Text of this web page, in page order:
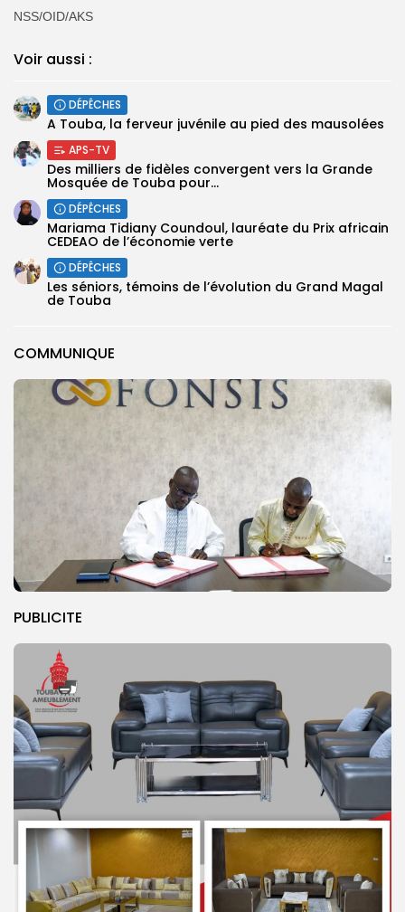
COMMUNIQUE
PUBLICITE
NSS/OID/AKS
Voir aussi :
DÉPÊCHES
A Touba, la ferveur juvénile au pied des mausolées
APS-TV
Des milliers de fidèles convergent vers la Grande
Mosquée de Touba pour...
DÉPÊCHES
Mariama Tidiany Coundoul, lauréate du Prix africain
CEDEAO de l’économie verte
DÉPÊCHES
Les séniors, témoins de l’évolution du Grand Magal
de Touba